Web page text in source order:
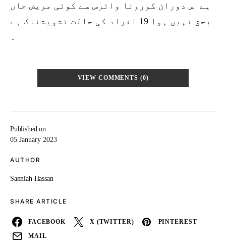
Published on
05 January 2023
AUTHOR
Sanniah Hassan
SHARE ARTICLE
FACEBOOK X (TWITTER) PINTEREST
MAIL
ہےاس دوران کورونا وائرس سے کوئی مریض جاں
بحق نہیں ہوا 19 افراد کی حالت تشویشناک ہے
۔
VIEW COMMENTS (0)